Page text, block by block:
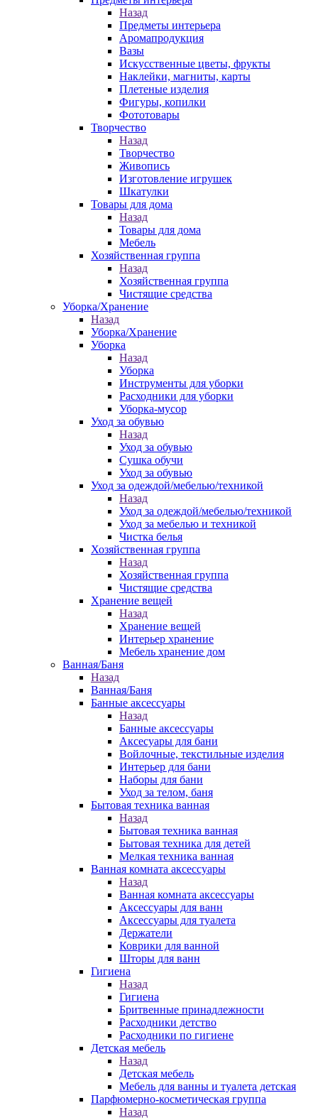
Назад
Предметы интерьера
Аромапродукция
Вазы
Искусственные цветы, фрукты
Наклейки, магниты, карты
Плетеные изделия
Фигуры, копилки
Фототовары
Творчество
Назад
Творчество
Живопись
Изготовление игрушек
Шкатулки
Товары для дома
Назад
Товары для дома
Мебель
Хозяйственная группа
Назад
Хозяйственная группа
Чистящие средства
Уборка/Хранение
Назад
Уборка/Хранение
Уборка
Назад
Уборка
Инструменты для уборки
Расходники для уборки
Уборка-мусор
Уход за обувью
Назад
Уход за обувью
Сушка обучи
Уход за обувью
Уход за одеждой/мебелью/техникой
Назад
Уход за одеждой/мебелью/техникой
Уход за мебелью и техникой
Чистка белья
Хозяйственная группа
Назад
Хозяйственная группа
Чистящие средства
Хранение вещей
Назад
Хранение вещей
Интерьер хранение
Мебель хранение дом
Ванная/Баня
Назад
Ванная/Баня
Банные аксессуары
Назад
Банные аксессуары
Аксесуары для бани
Войлочные, текстильные изделия
Интерьер для бани
Наборы для бани
Уход за телом, баня
Бытовая техника ванная
Назад
Бытовая техника ванная
Бытовая техника для детей
Мелкая техника ванная
Ванная комната аксессуары
Назад
Ванная комната аксессуары
Аксессуары для ванн
Аксессуары для туалета
Держатели
Коврики для ванной
Шторы для ванн
Гигиена
Назад
Гигиена
Бритвенные принадлежности
Расходники детство
Расходники по гигиене
Детская мебель
Назад
Детская мебель
Мебель для ванны и туалета детская
Парфюмерно-косметическая группа
Назад